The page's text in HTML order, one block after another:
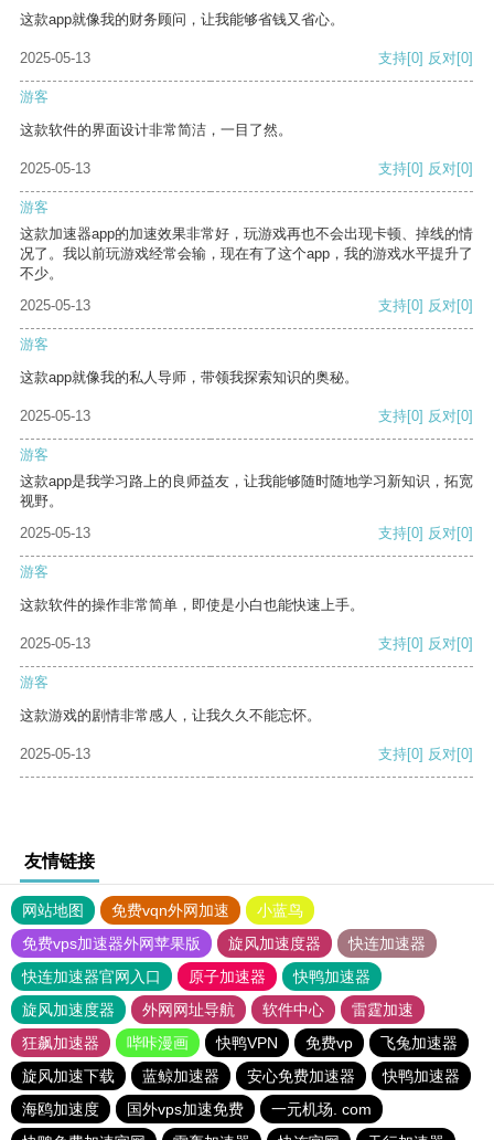
这款app就像我的财务顾问，让我能够省钱又省心。
2025-05-13 支持[0] 反对[0]
游客
这款软件的界面设计非常简洁，一目了然。
2025-05-13 支持[0] 反对[0]
游客
这款加速器app的加速效果非常好，玩游戏再也不会出现卡顿、掉线的情
况了。我以前玩游戏经常会输，现在有了这个app，我的游戏水平提升了
不少。
2025-05-13
支持[0] 反对[0]
游客
这款app就像我的私人导师，带领我探索知识的奥秘。
2025-05-13 支持[0] 反对[0]
游客
这款app是我学习路上的良师益友，让我能够随时随地学习新知识，拓宽
视野。
2025-05-13
支持[0] 反对[0]
游客
这款软件的操作非常简单，即使是小白也能快速上手。
2025-05-13 支持[0] 反对[0]
游客
这款游戏的剧情非常感人，让我久久不能忘怀。
2025-05-13 支持[0] 反对[0]
友情链接
网站地图 免费vqn外网加速
小蓝鸟
免费vps加速器外网苹果版
旋风加速度器
快连加速器
快连加速器官网入口
原子加速器
快鸭加速器
旋风加速度器
外网网址导航 软件中心
雷霆加速
狂飙加速器
哔咔漫画 快鸭VPN 免费vp
飞兔加速器
旋风加速下载
蓝鲸加速器 安心免费加速器
快鸭加速器
海鸥加速度
国外vps加速免费
一元机场. com